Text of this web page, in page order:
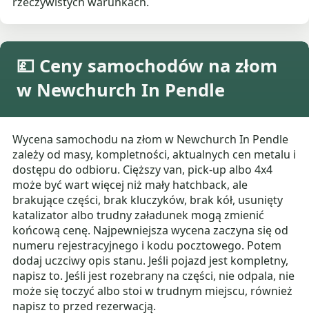
💷 Ceny samochodów na złom
w Newchurch In Pendle
Wycena samochodu na złom w Newchurch In Pendle
zależy od masy, kompletności, aktualnych cen metalu i
dostępu do odbioru. Cięższy van, pick-up albo 4x4
może być wart więcej niż mały hatchback, ale
brakujące części, brak kluczyków, brak kół, usunięty
katalizator albo trudny załadunek mogą zmienić
końcową cenę. Najpewniejsza wycena zaczyna się od
numeru rejestracyjnego i kodu pocztowego. Potem
dodaj uczciwy opis stanu. Jeśli pojazd jest kompletny,
napisz to. Jeśli jest rozebrany na części, nie odpala, nie
może się toczyć albo stoi w trudnym miejscu, również
napisz to przed rezerwacją.